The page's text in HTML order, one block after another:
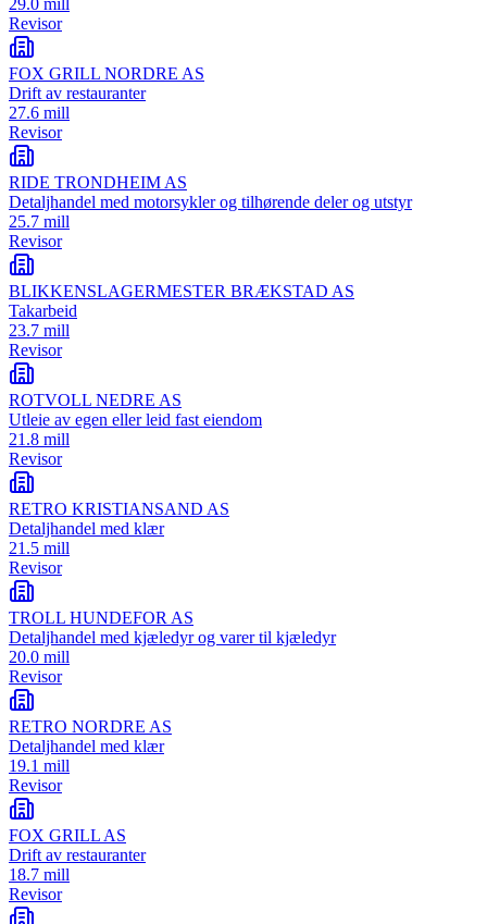
Revisor
FOX GRILL NORDRE AS
Drift av restauranter
27.6 mill
Revisor
RIDE TRONDHEIM AS
Detaljhandel med motorsykler og tilhørende deler og utstyr
25.7 mill
Revisor
BLIKKENSLAGERMESTER BRÆKSTAD AS
Takarbeid
23.7 mill
Revisor
ROTVOLL NEDRE AS
Utleie av egen eller leid fast eiendom
21.8 mill
Revisor
RETRO KRISTIANSAND AS
Detaljhandel med klær
21.5 mill
Revisor
TROLL HUNDEFOR AS
Detaljhandel med kjæledyr og varer til kjæledyr
20.0 mill
Revisor
RETRO NORDRE AS
Detaljhandel med klær
19.1 mill
Revisor
FOX GRILL AS
Drift av restauranter
18.7 mill
Revisor